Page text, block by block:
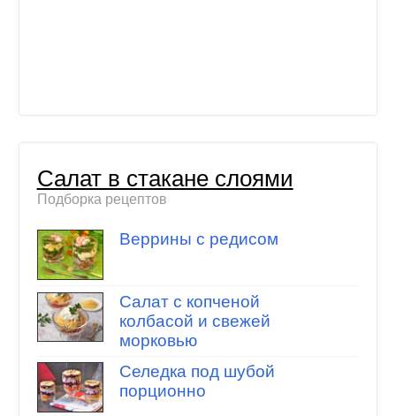
Салат в стакане слоями
Подборка рецептов
Веррины с редисом
Салат с копченой
колбасой и свежей
морковью
Селедка под шубой
порционно